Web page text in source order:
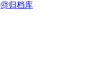
归档库